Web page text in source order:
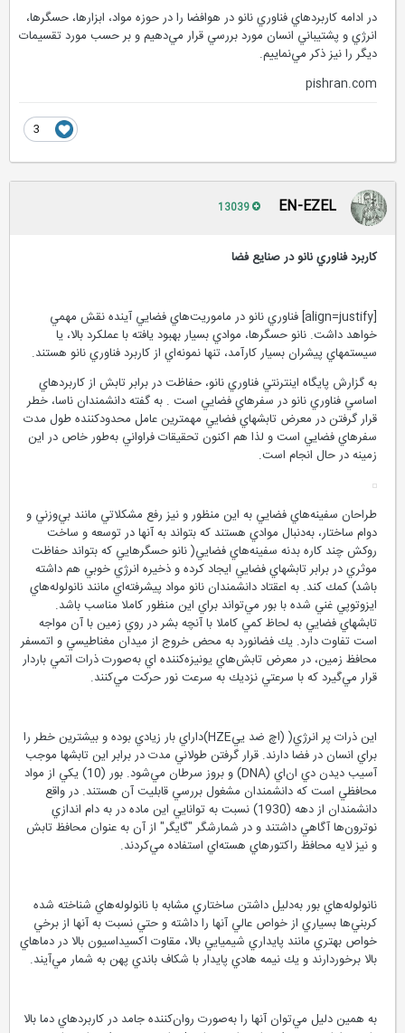
در ادامه كاربردهاي فناوري نانو در هوافضا را در حوزه مواد، ابزارها، حسگرها،
انرژي و پشتيباني انسان مورد بررسي قرار مي‌دهيم و بر حسب مورد تقسيمات
ديگر را نيز ذكر مي‌نماييم.
pishran.com
EN-EZEL
کاربرد فناوري ‌نانو در صنايع فضا
[align=justify] فناوري نانو در ماموريت‌هاي فضايي آينده نقش مهمي
خواهد داشت. نانو حسگرها، موادي بسيار بهبود يافته با عملكرد بالا، يا
سيستمهاي پيشران بسيار كارآمد، تنها نمونه‌اي از كاربرد فناوري نانو هستند.
به گزارش پايگاه اينترنتي فناوري نانو، حفاظت در برابر تابش از كاربردهاي
اساسي فناوري نانو در سفرهاي فضايي است . به گفته دانشمندان ناسا، خطر
قرار گرفتن در معرض تابشهاي فضايي مهمترين عامل محدودكننده طول مدت
سفرهاي فضايي است و لذا هم اكنون تحقيقات فراواني به‌طور خاص در اين
زمينه در حال انجام است.
طراحان سفينه‌هاي فضايي به اين منظور و نيز رفع مشكلاتي مانند بي‌وزني و
دوام ساختار، به‌دنبال موادي هستند كه بتواند به آنها در توسعه و ساخت
روكش چند كاره بدنه سفينه‌هاي فضايي( نانو حسگرهايي كه بتواند حفاظت
موثري در برابر تابشهاي فضايي ايجاد كرده و ذخيره انرژي خوبي هم داشته
باشد) كمك كند. به اعقتاد دانشمندان نانو مواد پيشرفته‌اي مانند نانولوله‌هاي
ايزوتوپي غني شده با بور مي‌تواند براي اين منظور كاملا مناسب باشد.
تابشهاي فضايي به لحاظ كمي كاملا با آنچه بشر در روي زمين با آن مواجه
است تفاوت دارد. يك فضانورد به محض خروج از ميدان مغناطيسي و اتمسفر
محافظ زمين، در معرض تابش‌هاي يونيزه‌كننده اي به‌صورت ذرات اتمي باردار
قرار مي‌گيرد كه با سرعتي نزديك به سرعت نور حركت مي‌كنند.
اين ذرات پر انرژي( (اچ ضد ييHZE)داراي بار زيادي بوده و بيشترين خطر را
براي انسان در فضا دارند. قرار گرفتن طولاني مدت در برابر اين تابشها موجب
آسيب ديدن دي ان‌اي (DNA) و بروز سرطان مي‌شود. بور (10) يكي از مواد
محافظي است كه دانشمندان مشغول بررسي قابليت آن هستند. در واقع
دانشمندان از دهه (1930) نسبت به توانايي اين ماده در به دام اندازي
نوترون‌ها آگاهي داشتند و در شمارشگر "گايگر" از آن به عنوان محافظ تابش
و نيز لايه محافظ راكتورهاي هسته‌اي استفاده مي‌كردند.
نانولوله‌هاي بور به‌دليل داشتن ساختاري مشابه با نانولوله‌هاي شناخته شده
كربني‌ها بسياري از خواص عالي آنها را داشته و حتي نسبت به آنها از برخي
خواص بهتري مانند پايداري شيميايي بالا، مقاوت اكسيداسيون بالا در دماهاي
بالا برخوردارند و يك نيمه هادي پايدار با شكاف باندي پهن به شمار مي‌آيند.
به همين دليل مي‌توان آنها را به‌صورت روان‌كننده جامد در كاربردهاي دما بالا